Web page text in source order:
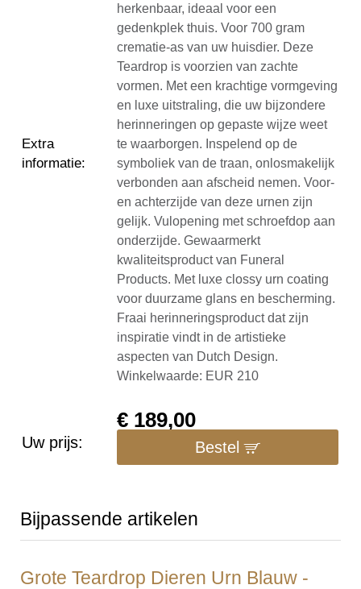
Extra
informatie:
herkenbaar, ideaal voor een
gedenkplek thuis. Voor 700 gram
crematie-as van uw huisdier. Deze
Teardrop is voorzien van zachte
vormen. Met een krachtige vormgeving
en luxe uitstraling, die uw bijzondere
herinneringen op gepaste wijze weet
te waarborgen. Inspelend op de
symboliek van de traan, onlosmakelijk
verbonden aan afscheid nemen. Voor-
en achterzijde van deze urnen zijn
gelijk. Vulopening met schroefdop aan
onderzijde. Gewaarmerkt
kwaliteitsproduct van Funeral
Products. Met luxe clossy urn coating
voor duurzame glans en bescherming.
Fraai herinneringsproduct dat zijn
inspiratie vindt in de artistieke
aspecten van Dutch Design.
Winkelwaarde: EUR 210
Uw prijs:
€ 189,00
Bestel
Bijpassende artikelen
Grote Teardrop Dieren Urn Blauw -